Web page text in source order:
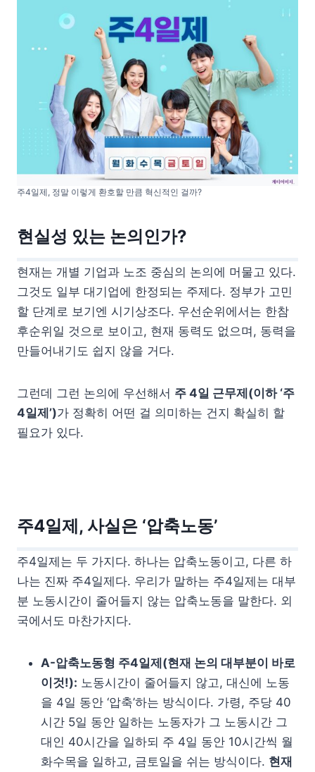
주4일제, 정말 이렇게 환호할 만큼 혁신적인 걸까?
현실성 있는 논의인가?
현재는 개별 기업과 노조 중심의 논의에 머물고 있다.
그것도 일부 대기업에 한정되는 주제다. 정부가 고민
할 단계로 보기엔 시기상조다. 우선순위에서는 한참
후순위일 것으로 보이고, 현재 동력도 없으며, 동력을
만들어내기도 쉽지 않을 거다.
그런데 그런 논의에 우선해서 주 4일 근무제(이하 ‘주
4일제’)가 정확히 어떤 걸 의미하는 건지 확실히 할
필요가 있다.
주4일제, 사실은 ‘압축노동’
주4일제는 두 가지다. 하나는 압축노동이고, 다른 하
나는 진짜 주4일제다. 우리가 말하는 주4일제는 대부
분 노동시간이 줄어들지 않는 압축노동을 말한다. 외
국에서도 마찬가지다.
A-압축노동형 주4일제(현재 논의 대부분이 바로
이것!): 노동시간이 줄어들지 않고, 대신에 노동
을 4일 동안 ‘압축’하는 방식이다. 가령, 주당 40
시간 5일 동안 일하는 노동자가 그 노동시간 그
대인 40시간을 일하되 주 4일 동안 10시간씩 월
화수목을 일하고, 금토일을 쉬는 방식이다. 현재